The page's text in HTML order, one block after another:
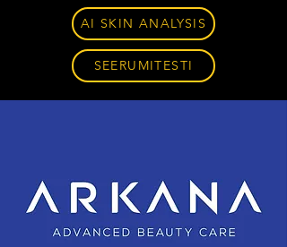
AI SKIN ANALYSIS
SEERUMITESTI